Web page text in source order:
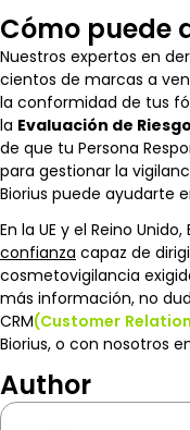
Cómo puede
Nuestros expertos en
cientos de marcas a
la conformidad de tus
la Evaluación de
de que tu Persona
para gestionar la
Biorius puede ayudarte
En la UE y el Reino
confianza capaz de
cosmetovigilancia
más información, no
CRM(Customer
Biorius, o con nosotros
Author